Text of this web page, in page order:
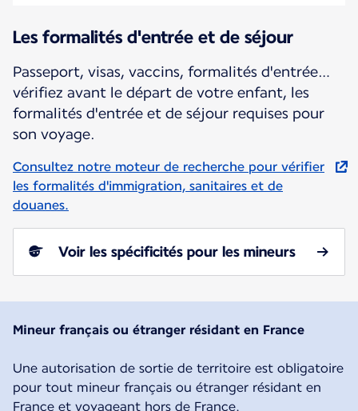
Les formalités d'entrée et de séjour
Passeport, visas, vaccins, formalités d'entrée…
vérifiez avant le départ de votre enfant, les
formalités d'entrée et de séjour requises pour
son voyage.
Consultez notre moteur de recherche pour vérifier
les formalités d'immigration, sanitaires et de
douanes.
Voir les spécificités pour les mineurs
Mineur français ou étranger résidant en France
Une autorisation de sortie de territoire est obligatoire
pour tout mineur français ou étranger résidant en